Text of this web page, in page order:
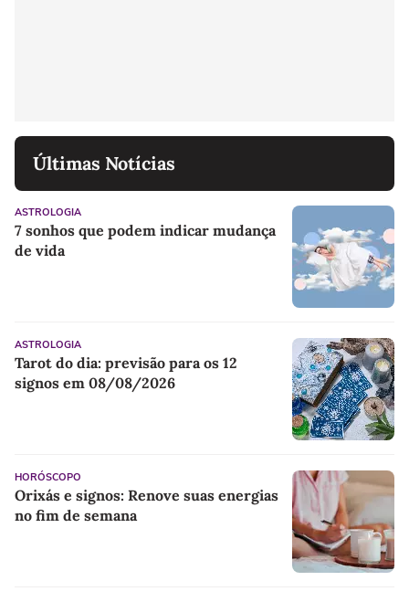
Últimas Notícias
ASTROLOGIA
7 sonhos que podem indicar mudança
de vida
ASTROLOGIA
Tarot do dia: previsão para os 12
signos em 08/08/2026
HORÓSCOPO
Orixás e signos: Renove suas energias
no fim de semana